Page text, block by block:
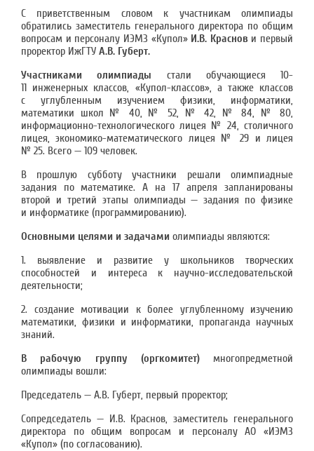
С приветственным словом к участникам олимпиады
обратились заместитель генерального директора по общим
вопросам и персоналу ИЭМЗ «Купол» И.В. Краснови первый
проректор ИжГТУ А.В. Губерт.
Участниками олимпиады стали обучающиеся 10-
11 инженерных классов, «Купол-классов», а также классов
с углубленным изучением физики, информатики,
математики школ № 40, № 52, № 42, № 84, № 80,
информационно-технологического лицея № 24, столичного
лицея, экономико-математического лицея № 29 и лицея
№ 25. Всего — 109 человек.
В прошлую субботу участники решали олимпиадные
задания по математике. А на 17 апреля запланированы
второй и третий этапы олимпиады — задания по физике
и информатике (программированию).
Основными целями и задачами олимпиады являются:
1. выявление и развитие у школьников творческих
способностей и интереса к научно-исследовательской
деятельности;
2. создание мотивации к более углубленному изучению
математики, физики и информатики, пропаганда научных
знаний.
В рабочую группу (оргкомитет)многопредметной
олимпиады вошли:
Председатель — А.В. Губерт, первый проректор;
Сопредседатель — И.В. Краснов, заместитель генерального
директора по общим вопросам и персоналу АО «ИЭМЗ
«Купол» (по согласованию).